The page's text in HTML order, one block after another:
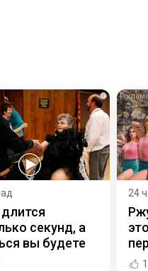
i
секунд, а
вы будете
24